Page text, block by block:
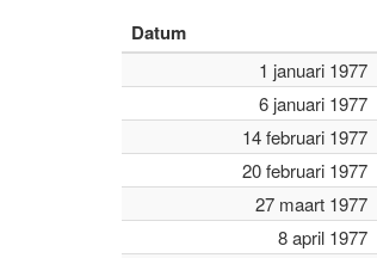
Datum
1 januari 1977
6 januari 1977
14 februari 1977
20 februari 1977
27 maart 1977
8 april 1977